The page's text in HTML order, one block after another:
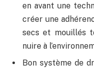
en avant une
créer une
secs et mouillés
nuire à
Bon système de